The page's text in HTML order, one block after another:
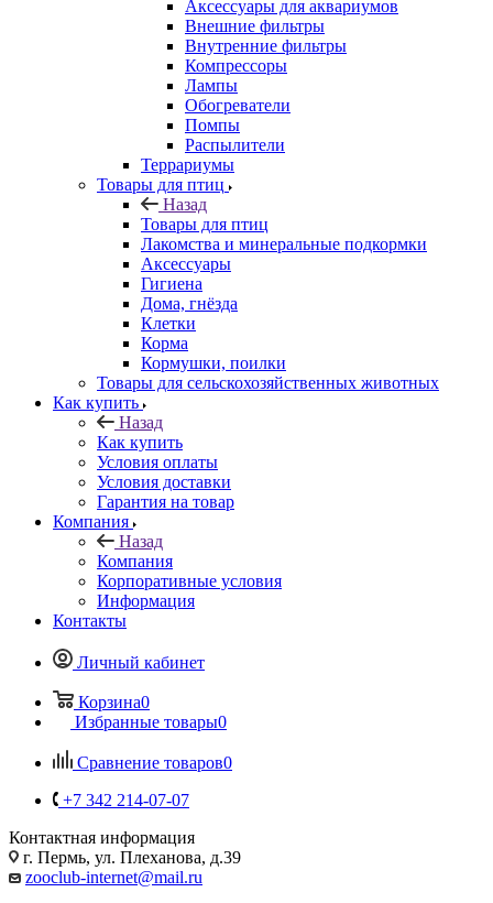
Аксессуары для аквариумов
Внешние фильтры
Внутренние фильтры
Компрессоры
Лампы
Обогреватели
Помпы
Распылители
Террариумы
Товары для птиц
Назад
Товары для птиц
Лакомства и минеральные подкормки
Аксессуары
Гигиена
Дома, гнёзда
Клетки
Корма
Кормушки, поилки
Товары для сельскохозяйственных животных
Как купить
Назад
Как купить
Условия оплаты
Условия доставки
Гарантия на товар
Компания
Назад
Компания
Корпоративные условия
Информация
Контакты
Личный кабинет
Корзина0
Избранные товары0
Сравнение товаров0
+7 342 214-07-07
Контактная информация
г. Пермь, ул. Плеханова, д.39
zooclub-internet@mail.ru